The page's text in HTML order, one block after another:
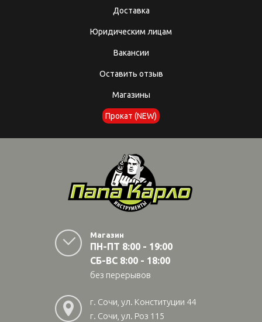
Доставка
Юридическим лицам
Вакансии
Оставить отзыв
Магазины
Прокат (NEW)
Магазин
ПН-ПТ 8:00 - 19:00
СБ-ВС 8:00 - 18:00
без перерывов
г. Сочи, ул. Конституции 44
г. Сочи, ул. Роз 115